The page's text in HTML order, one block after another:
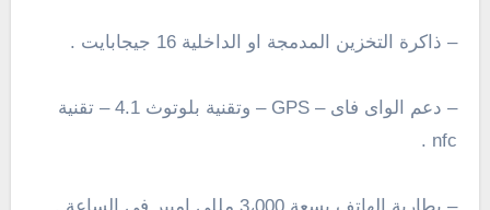
– ذاكرة التخزين المدمجة او الداخلية 16 جيجابايت .
– دعم الواى فاى – GPS
– وتقنية بلوتوث 4.1
– تقنية
nfc .